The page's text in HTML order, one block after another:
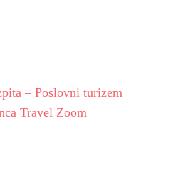
– Poslovni turizem
Travel Zoom